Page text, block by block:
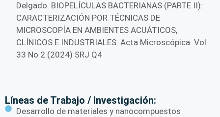
Delgado. BIOPELÍCULAS BACTERIANAS (PARTE II):
CARACTERIZACIÓN POR TÉCNICAS DE
MICROSCOPÍA EN AMBIENTES ACUÁTICOS,
CLÍNICOS E INDUSTRIALES. Acta Microscópica Vol
33 No 2 (2024) SRJ Q4
Líneas de Trabajo / Investigación:
Desarrollo de materiales y nanocompuestos